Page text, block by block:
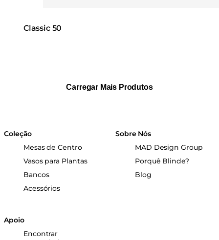
Classic 50
Carregar Mais Produtos
Coleção
Mesas de Centro
Vasos para Plantas
Bancos
Acessórios
Sobre Nós
MAD Design Group
Porquê Blinde?
Blog
Apoio
Encontrar